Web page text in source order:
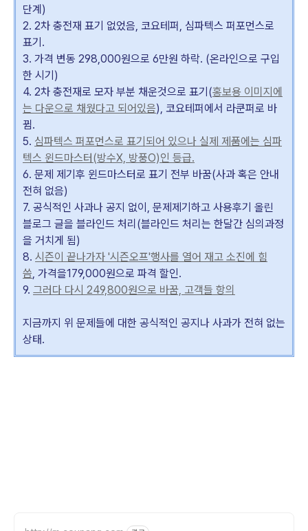
단계)
2. 2차 충전재 표기 없었음, 코요테퍼, 심파텍스 퍼포먼스로
표기.
3. 가격 변동 298,000원으로 6만원 하락. (온라인으로 구입
한 시기)
4. 2차 충전재로 모자 부분 채운것으로 표기(홍보용 이미지에
는 다운으로 채웠다고 되어있음), 코요테퍼에서 라쿤퍼로 바
뀜.
5. 심파텍스 퍼포먼스로 표기되어 있으나 실제 제품에는 심파
텍스 윈드마스터(방수X, 방풍O)인 등급.
6. 문제 제기후 윈드마스터로 표기 전부 바꿈(사과 혹은 안내
전혀 없음)
7. 공식적인 사과나 공지 없이, 문제제기하고 사용후기 올린
블로그 글을 블라인드 처리(블라인드 처리는 한달간 심의과정
을 거치게 됨)
8. 시즌이 끝나가자 '시즌오프'행사를 열어 재고 소진에 힘
씀, 가격을179,000원으로 파격 할인.
9. 그러다 다시 249,800원으로 바꿈, 고객들 항의
지금까지 위 문제들에 대한 공식적인 공지나 사과가 전혀 없는
상태.